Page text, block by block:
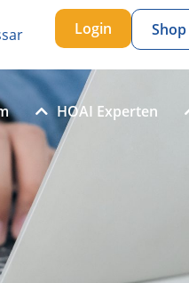
Login Shop
HOAI Experten